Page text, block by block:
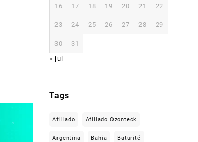
16 17 18 19 20 21 22
23 24 25 26 27 28 29
30
31
« jul
Tags
Afiliado Afiliado Ozonteck
Argentina Bahia Baturité